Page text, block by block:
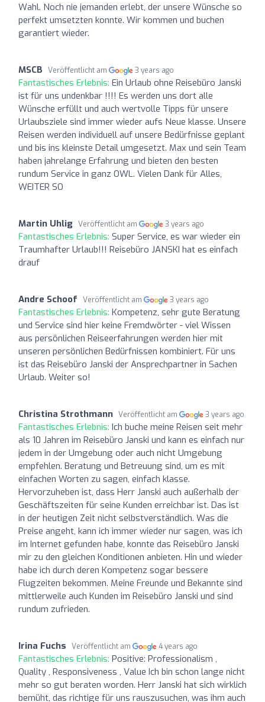
Wahl. Noch nie jemanden erlebt, der unsere Wünsche so
perfekt umsetzten konnte. Wir kommen und buchen
garantiert wieder.
MSCB Veröffentlicht am 3 years ago
Fantastisches Erlebnis: Ein Urlaub ohne Reisebüro Janski
ist für uns undenkbar !!!! Es werden uns dort alle
Wünsche erfüllt und auch wertvolle Tipps für unsere
Urlaubsziele sind immer wieder aufs Neue klasse. Unsere
Reisen werden individuell auf unsere Bedürfnisse geplant
und bis ins kleinste Detail umgesetzt. Max und sein Team
haben jahrelange Erfahrung und bieten den besten
rundum Service in ganz OWL. Vielen Dank für Alles,
WEITER SO
Martin Uhlig Veröffentlicht am 3 years ago
Fantastisches Erlebnis: Super Service, es war wieder ein
Traumhafter Urlaub!!! Reisebüro JANSKI hat es einfach
drauf
Andre Schoof Veröffentlicht am 3 years ago
Fantastisches Erlebnis: Kompetenz, sehr gute Beratung
und Service sind hier keine Fremdwörter - viel Wissen
aus persönlichen Reiseerfahrungen werden hier mit
unseren persönlichen Bedürfnissen kombiniert. Für uns
ist das Reisebüro Janski der Ansprechpartner in Sachen
Urlaub. Weiter so!
Christina Strothmann Veröffentlicht am 3 years ago
Fantastisches Erlebnis: Ich buche meine Reisen seit mehr
als 10 Jahren im Reisebüro Janski und kann es einfach nur
jedem in der Umgebung oder auch nicht Umgebung
empfehlen. Beratung und Betreuung sind, um es mit
einfachen Worten zu sagen, einfach klasse.
Hervorzuheben ist, dass Herr Janski auch außerhalb der
Geschäftszeiten für seine Kunden erreichbar ist. Das ist
in der heutigen Zeit nicht selbstverständlich. Was die
Preise angeht, kann ich immer wieder nur sagen, was ich
im Internet gefunden habe, konnte das Reisebüro Janski
mir zu den gleichen Konditionen anbieten. Hin und wieder
habe ich durch deren Kompetenz sogar bessere
Flugzeiten bekommen. Meine Freunde und Bekannte sind
mittlerweile auch Kunden im Reisebüro Janski und sind
rundum zufrieden.
Irina Fuchs Veröffentlicht am 4 years ago
Fantastisches Erlebnis: Positive: Professionalism ,
Quality , Responsiveness , Value Ich bin schon lange nicht
mehr so gut beraten worden. Herr Janski hat sich wirklich
bemüht, das richtige für uns rauszusuchen, was ihm auch